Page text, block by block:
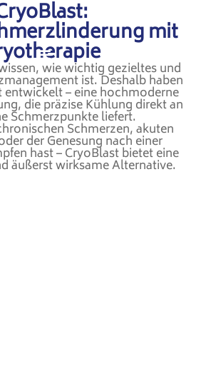
mit
wie wichtig gezieltes und
ist. Deshalb haben
entwickelt – eine hochmoderne
die präzise Kühlung direkt an
Schmerzpunkte liefert.
Schmerzen, akuten
der Genesung nach einer
hast – CryoBlast bietet eine
äußerst wirksame Alternative.